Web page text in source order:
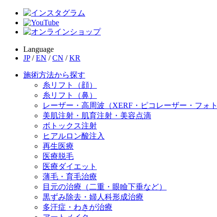
Language
JP / EN / CN / KR
施術方法から探す
糸リフト（顔）
糸リフト（鼻）
レーザー・高周波（XERF・ピコレーザー・フォ
美肌注射・肌育注射・美容点滴
ボトックス注射
ヒアルロン酸注入
再生医療
医療脱毛
医療ダイエット
薄毛・育毛治療
目元の治療（二重・眼瞼下垂など）
黒ずみ除去・婦人科形成治療
多汗症・わきが治療